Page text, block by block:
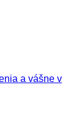
a vášne v